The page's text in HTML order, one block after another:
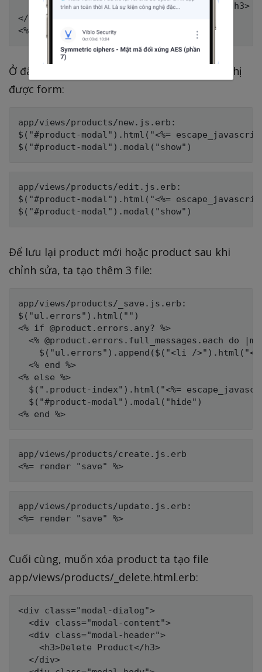
  <h3><%= "Editing #{@product.name}" %></h3>
</div>
Ở đây chúng ta cần dùng javascript để hiển thị
được form:
app/views/products/new.js.erb:
$("#product-modal").html("<%=
app/views/products/edit.js.erb:
$("#product-modal").html("<%=
Để lưu lại product mới hoặc product sau khi
chỉnh sửa, ta tạo thêm 3 file:
app/views/products/_save.js.erb:
$("ul.errors").html("")
<% if @product.errors.any? %>
<% @product.errors.full_messages.each do
$("ul.errors").append($("<li /
  <% end %>
<% else %>
$(".product-index").html("<%=
  $("#product-modal").modal("hide")
app/views/products/create.js.erb
app/views/products/update.js.erb:
Cuối cùng, muốn xóa product ta tạo file
app/views/products/_delete.html.erb:
<div class="modal-dialog">
  <div class="modal-content">
  <div class="modal-header">
    <h3>Delete Product</h3>
  </div>